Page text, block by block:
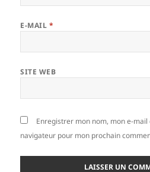
E-MAIL *
SITE WEB
Enregistrer mon nom, mon e-mail
navigateur pour mon prochain